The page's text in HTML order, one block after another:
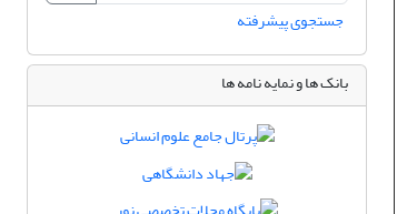
جستجوی پیشرفته
بانک ها و نمایه نامه ها